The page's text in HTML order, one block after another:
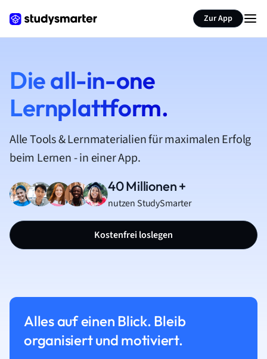
Zur App
Die all-in-one
Lernplattform.
Alle Tools & Lernmaterialien für maximalen Erfolg
beim Lernen - in einer App.
40 Millionen +
nutzen StudySmarter
Kostenfrei loslegen
Alles auf einen Blick. Bleib
organisiert und motiviert.